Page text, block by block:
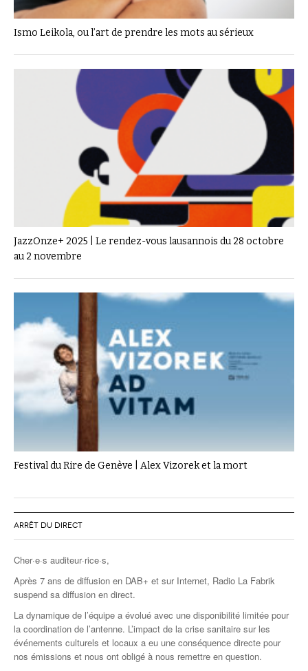
Ismo Leikola, ou l’art de prendre les mots au sérieux
JazzOnze+ 2025 | Le rendez-vous lausannois du 28 octobre
au 2 novembre
Festival du Rire de Genève | Alex Vizorek et la mort
ARRÊT DU DIRECT
Cher·e·s auditeur·rice·s,
Après 7 ans de diffusion en DAB+ et sur Internet, Radio La Fabrik
suspend sa diffusion en direct.
La dynamique de l’équipe a évolué avec une disponibilité limitée pour
la coordination de l’antenne. L’impact de la crise sanitaire sur les
événements culturels et locaux a eu une conséquence directe pour
nos émissions et nous ont obligé à nous remettre en question.